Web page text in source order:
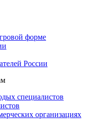
форме
России
специалистов
организациях